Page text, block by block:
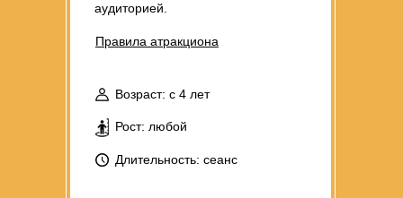
Правила атракциона
аудиторией.
Возраст: с 4 лет
Рост: любой
Длительность: сеанс